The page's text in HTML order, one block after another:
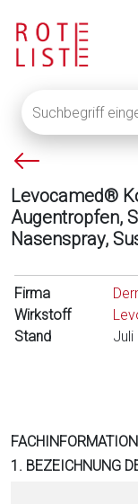
eingeben
oder
auf
Lupe
klicken,
um
alle
Fachinformationen
anzuzeigen
P
e
i
l
i
n
k
Levocamed®
Augentropfen,
Nasenspray,
Firma
Wirkstoff
Stand
Juli
FACHINFORMATION
1. BEZEICHNUNG